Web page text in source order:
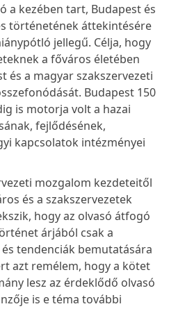
a kezében tart, Budapest és
történetének áttekintésére
jellegű. Célja, hogy
a főváros életében
és a magyar szakszervezeti
Budapest 150
is motorja volt a hazai
fejlődésének,
kapcsolatok intézményei
mozgalom kezdeteitől
és a szakszervezetek
hogy az olvasó átfogó
árjából csak a
tendenciák bemutatására
azt remélem, hogy a kötet
lesz az érdeklődő olvasó
is e téma további